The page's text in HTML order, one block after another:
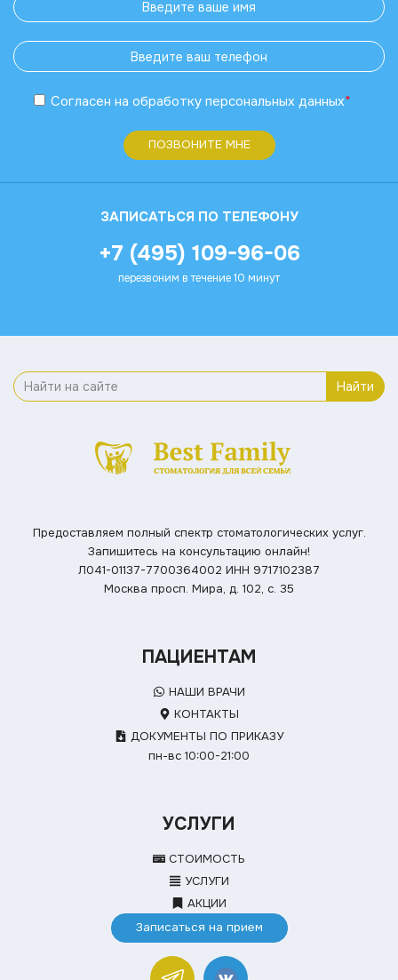
Согласен на обработку персональных данных*
ПОЗВОНИТЕ МНЕ
ЗАПИСАТЬСЯ ПО ТЕЛЕФОНУ
+7 (495) 109-96-06
перезвоним в течение 10 минут
Найти
Предоставляем полный спектр стоматологических услуг.
Запишитесь на консультацию онлайн!
Л041-01137-7700364002 ИНН 9717102387
Москва просп. Мира, д. 102, с. 35
ПАЦИЕНТАМ
НАШИ ВРАЧИ
КОНТАКТЫ
ДОКУМЕНТЫ ПО ПРИКАЗУ
пн-вс 10:00-21:00
УСЛУГИ
СТОИМОСТЬ
УСЛУГИ
АКЦИИ
Записаться на прием